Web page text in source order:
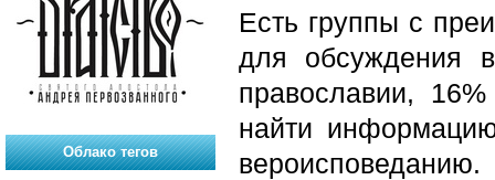
Есть группы с
для обсуждения
православии,
найти
вероисповеданию.
Облако тегов